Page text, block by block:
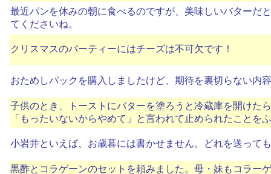
最近パンを休みの朝に食べるのですが、美味しいバターだ
てくださいね。
クリスマスのパーティーにはチーズは不可欠です！
おためしパックを購入しましたけど、期待を裏切らない内
子供のとき、トーストにバターを塗ろうと冷蔵庫を開けた
「もったいないからやめて」と言われて止められたことを
小岩井といえば、お歳暮には書かせません。どれを送って
黒酢とコラゲーンのセットを頼みました。母・妹もコラー